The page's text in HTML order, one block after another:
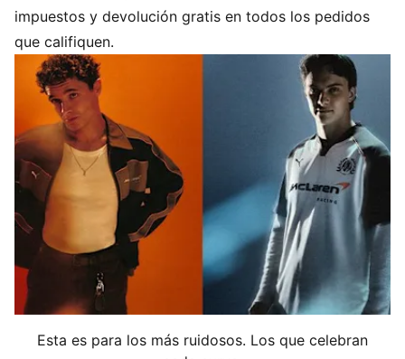
reciclado
DETALLES
Corte regular
Jersey de algodón
Cuello redondo
Manga corta
Largo: Regular
Detalles de las marcas PUMA y McLAREN RACING
impuestos y devolución gratis en todos los pedidos
que califiquen.
Esta es para los más ruidosos. Los que celebran